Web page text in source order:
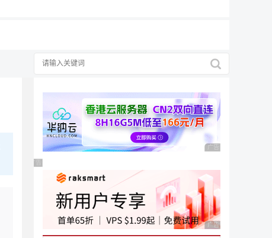
广告 商业广告，理性
广告 商业广告，理性选择
广告 商业广告，理性